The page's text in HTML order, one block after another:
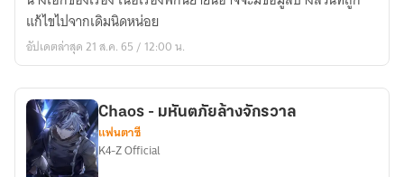
ยัย
แม่มด
พิชิต
แก้ไขไปจากเดิมนิดหน่อย
อัปเดตล่าสุด 21 ส.ค. 65 / 12:00 น.
Chaos - มหันตภัยล้างจักรวาล
แฟนตาซี
K4-Z​ Official​